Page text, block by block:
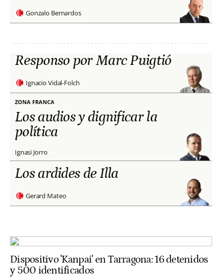
Gonzalo Bernardos
Responso por Marc Puigtió
Ignacio Vidal-Folch
ZONA FRANCA
Los audios y dignificar la
política
Ignasi Jorro
Los ardides de Illa
Gerard Mateo
Dispositivo 'Kanpai' en Tarragona: 16 detenidos
y 500 identificados